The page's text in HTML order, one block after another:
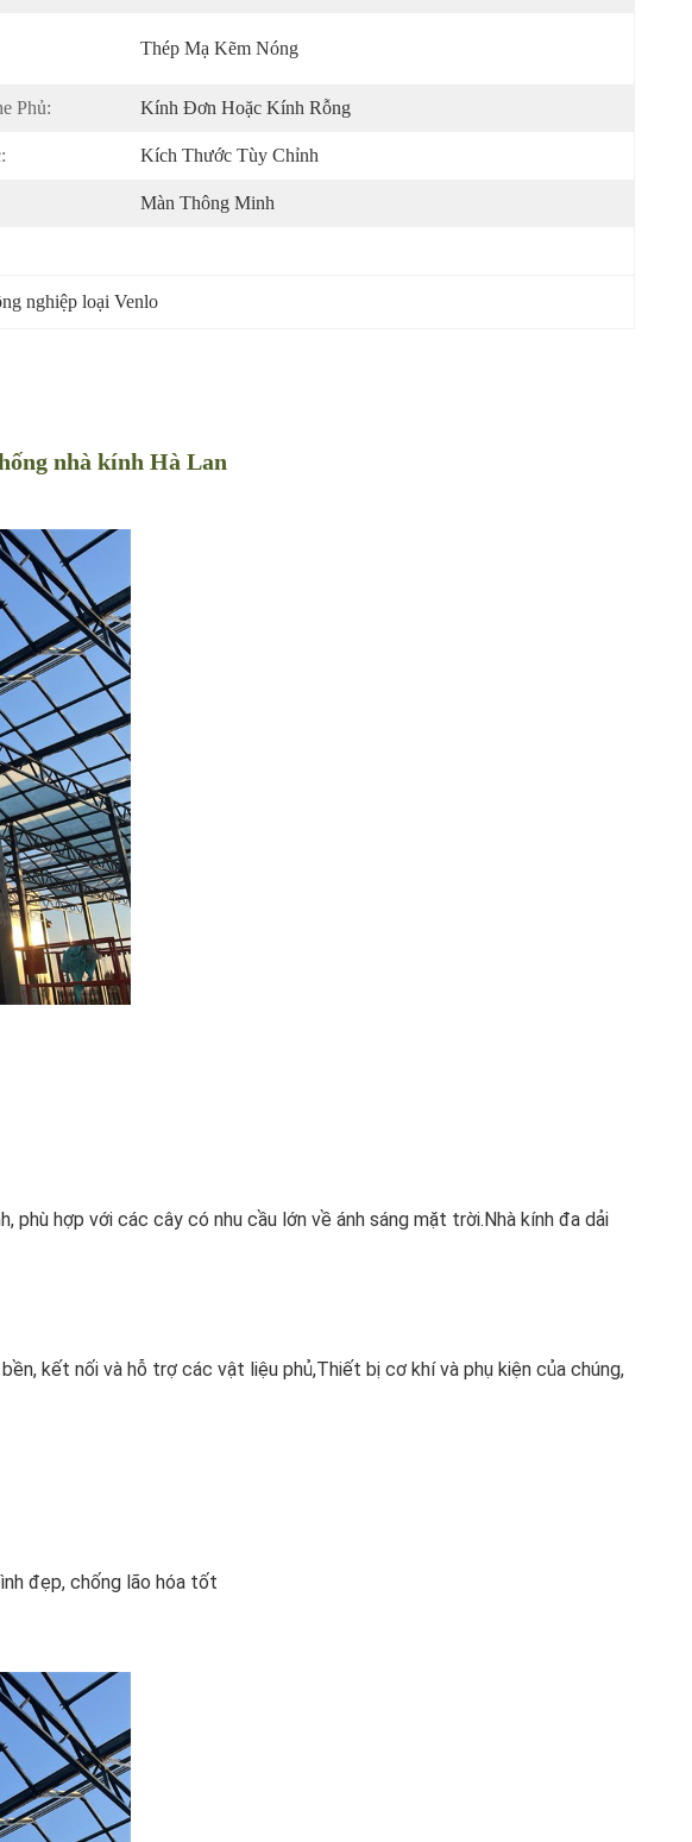
Thép Mạ Kẽm Nóng
Phủ: Kính Đơn Hoặc Kính Rỗng
Kích Thước Tùy Chỉnh
Màn Thông Minh
nghiệp loại Venlo
nhà kính Hà Lan
hợp với các cây có nhu cầu lớn về ánh sáng mặt trời.Nhà kính đa dải
kết nối và hỗ trợ các vật liệu phủ,Thiết bị cơ khí và phụ kiện của chúng,
đẹp, chống lão hóa tốt